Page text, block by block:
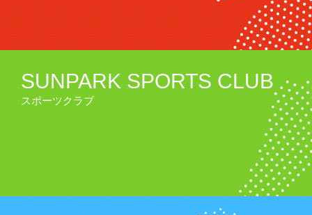
SUNPARK SPORTS CLUB
スポーツクラブ